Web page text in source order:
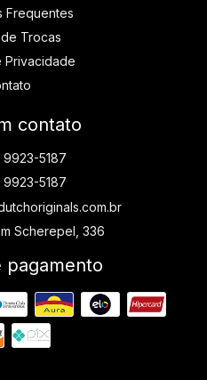
Frequentes
Trocas
Privacidade
contato
5187
5187
Scherepel, 336
pagamento